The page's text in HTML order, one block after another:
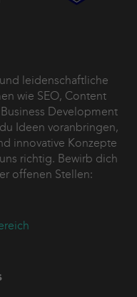
leidenschaftliche
wie SEO, Content
Development
Ideen voranbringen,
innovative Konzepte
richtig. Bewirb dich
offenen Stellen: